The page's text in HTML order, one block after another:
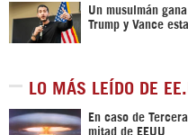
Un musulmán
Trump y Vance
LO MÁS LEÍDO DE
En caso de
mitad de EEUU